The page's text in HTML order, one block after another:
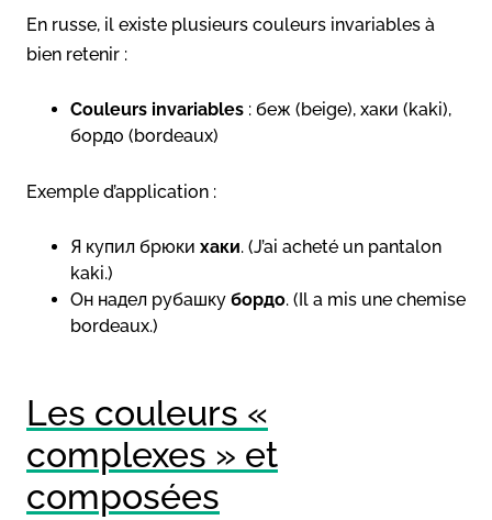
En russe, il existe plusieurs couleurs invariables à
bien retenir :
Couleurs invariables : беж (beige), хаки (kaki),
бордо (bordeaux)
Exemple d’application :
Я купил брюки хаки. (J’ai acheté un pantalon
kaki.)
Он надел рубашку бордо. (Il a mis une chemise
bordeaux.)
Les couleurs «
complexes » et
composées